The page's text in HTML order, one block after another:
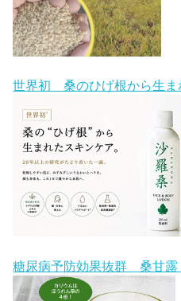
世界初 桑のひげ根から生ま
糖尿病予防効果抜群 桑甘露